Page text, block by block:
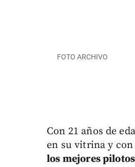
FOTO ARCHIVO
Con 21 años de
en su vitrina y
los mejores